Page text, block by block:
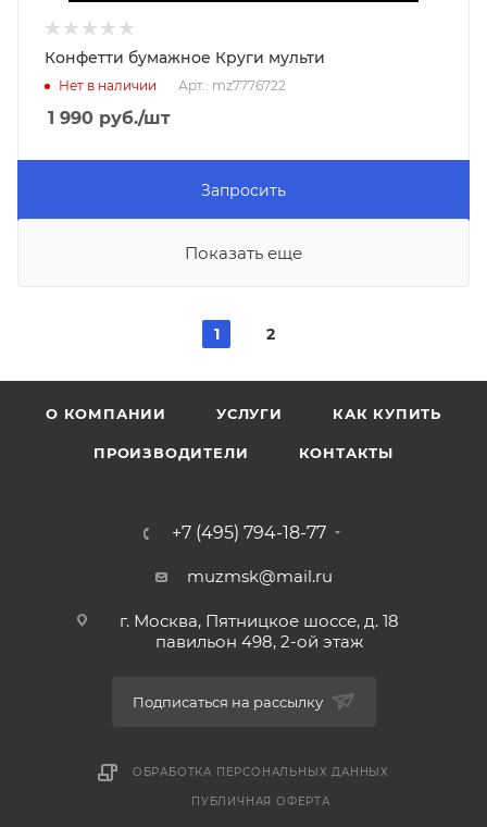
Конфетти бумажное Круги мульти
Нет в наличии Арт.: mz7776722
1 990 руб./шт
Запросить
Показать еще
1 2
О КОМПАНИИ УСЛУГИ КАК КУПИТЬ
ПРОИЗВОДИТЕЛИ КОНТАКТЫ
+7 (495) 794-18-77
muzmsk@mail.ru
г. Москва, Пятницкое шоссе, д. 18
павильон 498, 2-ой этаж
Подписаться на рассылку
ОБРАБОТКА ПЕРСОНАЛЬНЫХ ДАННЫХ
ПУБЛИЧНАЯ ОФЕРТА